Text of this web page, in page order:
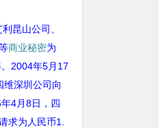
昆山公司、
商业秘密为
2004年5月 17
维深圳公司向
年4月8日，四
求为人民币1.